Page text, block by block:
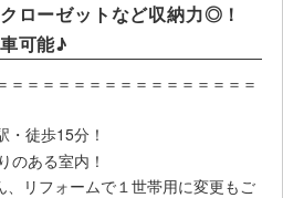
ローゼットなど収納力◎！
可能♪
＝＝＝＝＝＝＝＝＝＝＝＝＝＝＝＝
徒歩15分！
のある室内！
リフォームで１世帯用に変更もご